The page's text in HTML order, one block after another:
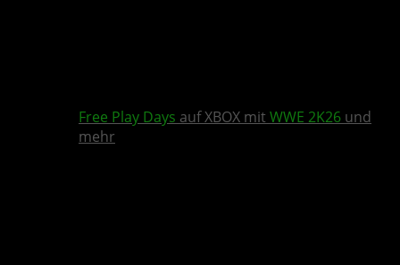
Free Play Days auf XBOX mit WWE 2K26 und
mehr